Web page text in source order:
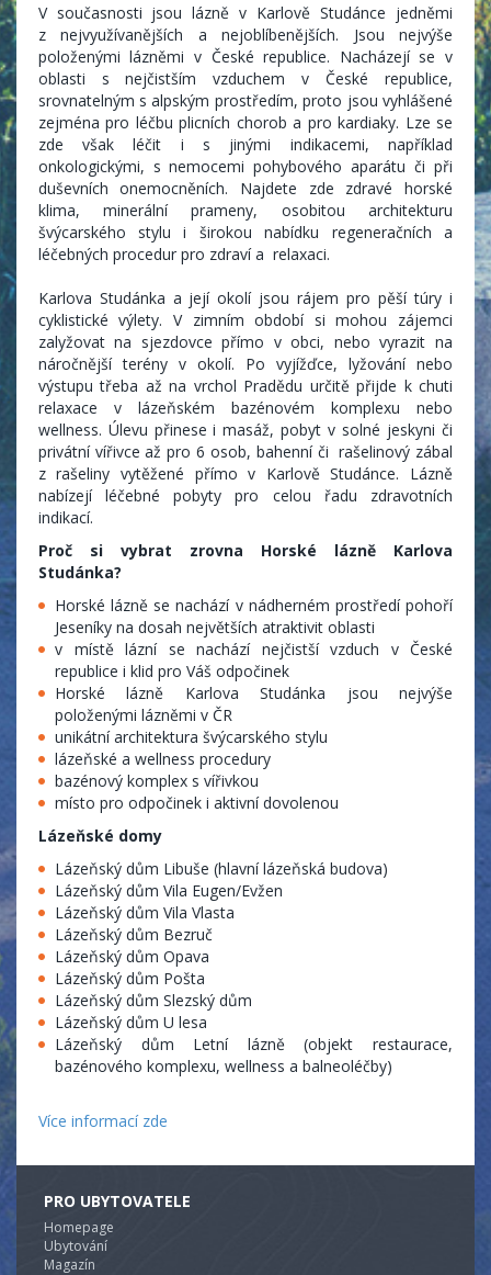
V současnosti jsou lázně v Karlově Studánce jedněmi
z nejvyužívanějších a nejoblíbenějších. Jsou nejvýše
položenými lázněmi v České republice. Nacházejí se v
oblasti s nejčistším vzduchem v České republice,
srovnatelným s alpským prostředím, proto jsou vyhlášené
zejména pro léčbu plicních chorob a pro kardiaky. Lze se
zde však léčit i s jinými indikacemi, například
onkologickými, s nemocemi pohybového aparátu či při
duševních onemocněních. Najdete zde zdravé horské
klima, minerální prameny, osobitou architekturu
švýcarského stylu i širokou nabídku regeneračních a
léčebných procedur pro zdraví a relaxaci.
Karlova Studánka a její okolí jsou rájem pro pěší túry i
cyklistické výlety. V zimním období si mohou zájemci
zalyžovat na sjezdovce přímo v obci, nebo vyrazit na
náročnější terény v okolí. Po vyjížďce, lyžování nebo
výstupu třeba až na vrchol Pradědu určitě přijde k chuti
relaxace v lázeňském bazénovém komplexu nebo
wellness. Úlevu přinese i masáž, pobyt v solné jeskyni či
privátní vířivce až pro 6 osob, bahenní či rašelinový zábal
z rašeliny vytěžené přímo v Karlově Studánce. Lázně
nabízejí léčebné pobyty pro celou řadu zdravotních
indikací.
Proč si vybrat zrovna Horské lázně Karlova
Studánka?
Horské lázně se nachází v nádherném prostředí pohoří
Jeseníky na dosah největších atraktivit oblasti
v místě lázní se nachází nejčistší vzduch v České
republice i klid pro Váš odpočinek
Horské lázně Karlova Studánka jsou nejvýše
položenými lázněmi v ČR
unikátní architektura švýcarského stylu
lázeňské a wellness procedury
bazénový komplex s vířivkou
místo pro odpočinek i aktivní dovolenou
Lázeňské domy
Lázeňský dům Libuše (hlavní lázeňská budova)
Lázeňský dům Vila Eugen/Evžen
Lázeňský dům Vila Vlasta
Lázeňský dům Bezruč
Lázeňský dům Opava
Lázeňský dům Pošta
Lázeňský dům Slezský dům
Lázeňský dům U lesa
Lázeňský dům Letní lázně (objekt restaurace,
bazénového komplexu, wellness a balneoléčby)
Více informací zde
PRO UBYTOVATELE
Homepage
Ubytování
Magazín